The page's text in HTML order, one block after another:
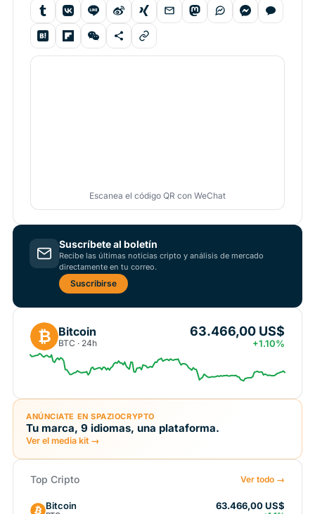
Escanea el código QR con WeChat
Suscríbete al boletín
Recibe las últimas noticias cripto y análisis de mercado
directamente en tu correo.
Suscribirse
₿ Bitcoin
BTC · 24h
63.466,00 US$
+1.10%
ANÚNCIATE EN SPAZIOCRYPTO
Tu marca, 9 idiomas, una plataforma.
Ver el media kit →
Top Cripto Ver todo →
Bitcoin 63.466,00 US$